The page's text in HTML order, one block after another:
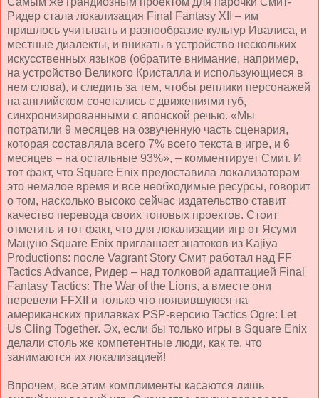
Ридер стала локализация Final Fantasy XII – им
пришлось учитывать и разнообразие культур Ивалиса, и
местные диалекты, и вникать в устройство нескольких
искусственных языков (обратите внимание, например,
на устройство Великого Кристалла и использующиеся в
нем слова), и следить за тем, чтобы реплики персонажей
на английском сочетались с движениями губ,
синхронизированными с японской речью. «Мы
потратили 9 месяцев на озвученную часть сценария,
которая составляла всего 7% всего текста в игре, и 6
месяцев – на остальные 93%», – комментирует Смит. И
тот факт, что Square Enix предоставила локализаторам
это немалое время и все необходимые ресурсы, говорит
о том, насколько высоко сейчас издательство ставит
качество перевода своих топовых проектов. Стоит
отметить и тот факт, что для локализации игр от Ясуми
Мацуно Square Enix приглашает знатоков из Kajiya
Productions: после Vagrant Story Смит работал над FF
Tactics Advance, Ридер – над толковой адаптацией Final
Fantasy Tactics: The War of the Lions, а вместе они
перевели FFX II и только что появившуюся на
американских прилавках PSP-версию Tactics Ogre: Let
Us Cling Together. Эх, если бы только игры в Square Enix
делали столь же компетентные люди, как те, что
занимаются их локализацией!
Впрочем, все этим комплименты касаются лишь